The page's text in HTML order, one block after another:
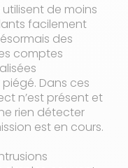
de moins
facilement
des
comptes
Dans ces
n’est présent et
rien détecter
est en cours.